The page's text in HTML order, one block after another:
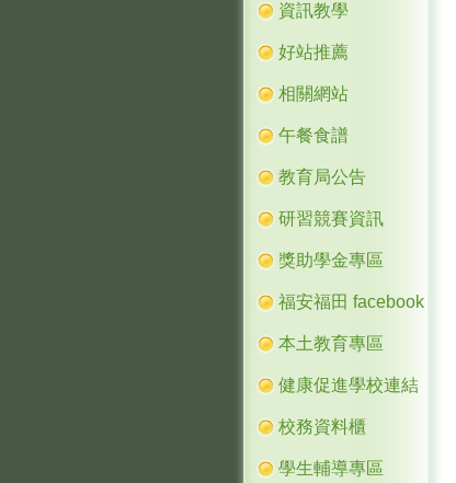
資訊教學
好站推薦
相關網站
午餐食譜
教育局公告
研習競賽資訊
獎助學金專區
福安福田 facebook
本土教育專區
健康促進學校連結
校務資料櫃
學生輔導專區